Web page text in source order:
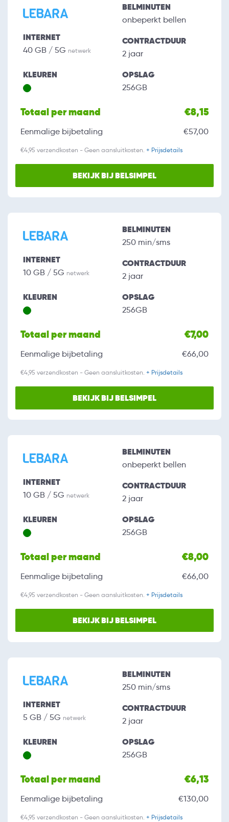
INTERNET
40 GB / 5G netwerk
BELMINUTEN
onbeperkt bellen
CONTRACTDUUR
2 jaar
KLEUREN OPSLAG
256GB
Totaal per maand €8,15
Eenmalige bijbetaling €57,00
€4,95 verzendkosten - Geen aansluitkosten. + Prijsdetails
BEKIJK BIJ BELSIMPEL
INTERNET
10 GB / 5G netwerk
BELMINUTEN
250 min/sms
CONTRACTDUUR
2 jaar
KLEUREN OPSLAG
256GB
Totaal per maand €7,00
Eenmalige bijbetaling €66,00
€4,95 verzendkosten - Geen aansluitkosten. + Prijsdetails
BEKIJK BIJ BELSIMPEL
INTERNET
10 GB / 5G netwerk
BELMINUTEN
onbeperkt bellen
CONTRACTDUUR
2 jaar
KLEUREN OPSLAG
256GB
Totaal per maand €8,00
Eenmalige bijbetaling €66,00
€4,95 verzendkosten - Geen aansluitkosten. + Prijsdetails
BEKIJK BIJ BELSIMPEL
INTERNET
5 GB / 5G netwerk
BELMINUTEN
250 min/sms
CONTRACTDUUR
2 jaar
KLEUREN OPSLAG
256GB
Totaal per maand €6,13
Eenmalige bijbetaling €130,00
€4,95 verzendkosten - Geen aansluitkosten. + Prijsdetails